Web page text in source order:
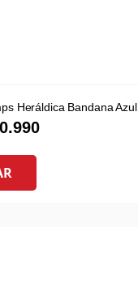
Heráldica Bandana Azul